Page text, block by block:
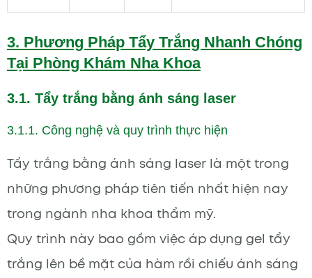
3. Phương Pháp Tẩy Trắng Nhanh Chóng
Tại Phòng Khám Nha Khoa
3.1. Tẩy trắng bằng ánh sáng laser
3.1.1. Công nghệ và quy trình thực hiện
Tẩy trắng bằng ánh sáng laser là một trong
những phương pháp tiên tiến nhất hiện nay
trong ngành nha khoa thẩm mỹ.
Quy trình này bao gồm việc áp dụng gel tẩy
trắng lên bề mặt của hàm rồi chiếu ánh sáng